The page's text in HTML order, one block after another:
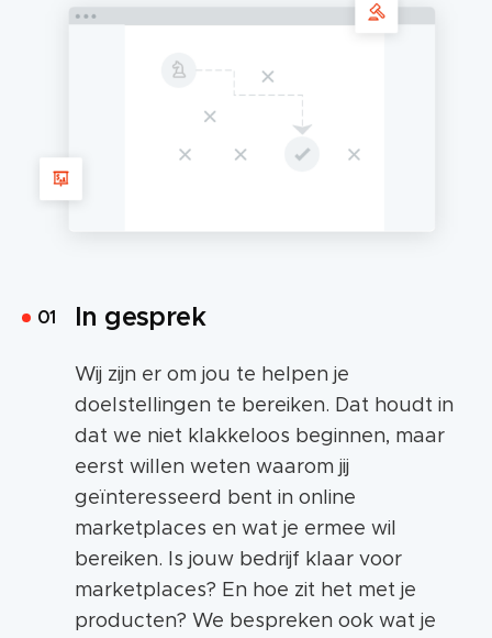
In gesprek
Wij zijn er om jou te helpen je
doelstellingen te bereiken. Dat houdt in
dat we niet klakkeloos beginnen, maar
eerst willen weten waarom jij
geïnteresseerd bent in online
marketplaces en wat je ermee wil
bereiken. Is jouw bedrijf klaar voor
marketplaces? En hoe zit het met je
producten? We bespreken ook wat je